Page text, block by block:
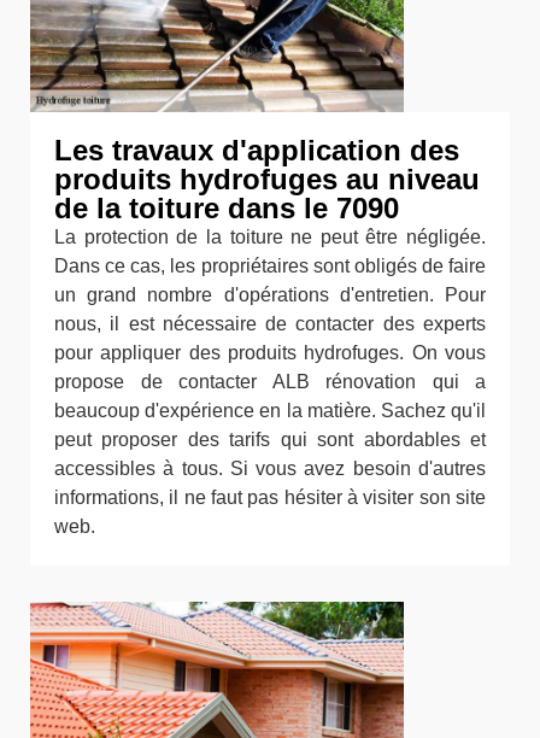
Les travaux d'application des
produits hydrofuges au niveau
de la toiture dans le 7090
La protection de la toiture ne peut être négligée.
Dans ce cas, les propriétaires sont obligés de faire
un grand nombre d'opérations d'entretien. Pour
nous, il est nécessaire de contacter des experts
pour appliquer des produits hydrofuges. On vous
propose de contacter ALB rénovation qui a
beaucoup d'expérience en la matière. Sachez qu'il
peut proposer des tarifs qui sont abordables et
accessibles à tous. Si vous avez besoin d'autres
informations, il ne faut pas hésiter à visiter son site
web.